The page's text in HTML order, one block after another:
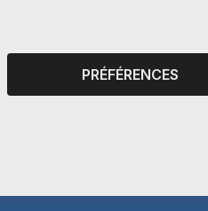
PRÉFÉRENCES